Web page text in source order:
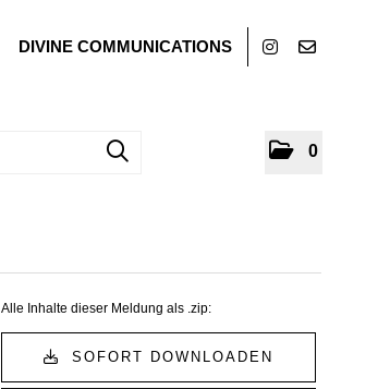
DIVINE COMMUNICATIONS
0
Alle Inhalte dieser Meldung als .zip:
SOFORT DOWNLOADEN